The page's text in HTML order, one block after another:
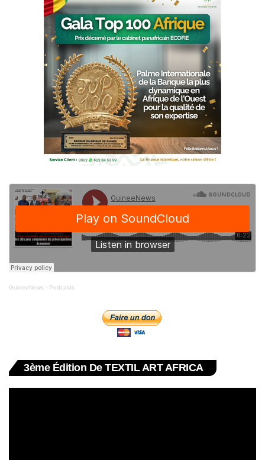
GuineeNews · Podcasts
3ème Édition De TEXTIL ART AFRICA